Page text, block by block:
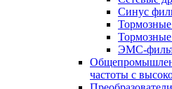
Синус
ЭМС-
частоты с